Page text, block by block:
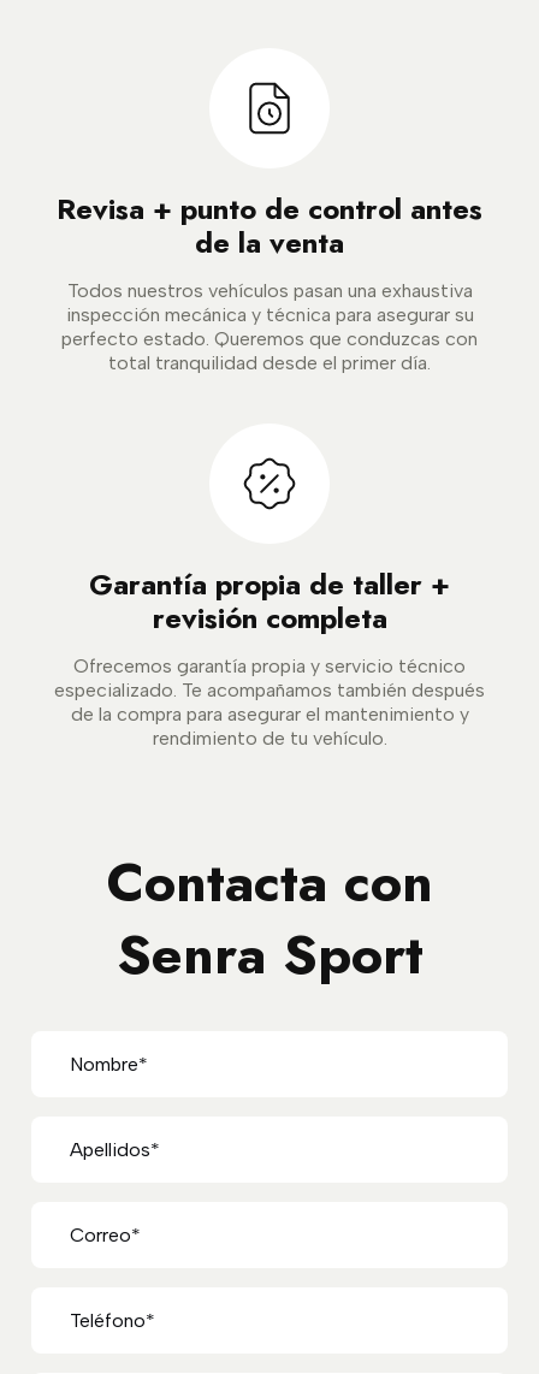
Revisa + punto de control antes
de la venta
Todos nuestros vehículos pasan una exhaustiva
inspección mecánica y técnica para asegurar su
perfecto estado. Queremos que conduzcas con
total tranquilidad desde el primer día.
Garantía propia de taller +
revisión completa
Ofrecemos garantía propia y servicio técnico
especializado. Te acompañamos también después
de la compra para asegurar el mantenimiento y
rendimiento de tu vehículo.
Contacta con
Senra Sport